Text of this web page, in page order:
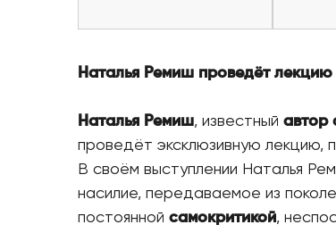
Наталья Ремиш проведёт
Наталья Ремиш, известный автор
проведёт эксклюзивную лекцию,
В своём выступлении Наталья
насилие, передаваемое из
постоянной самокритикой,